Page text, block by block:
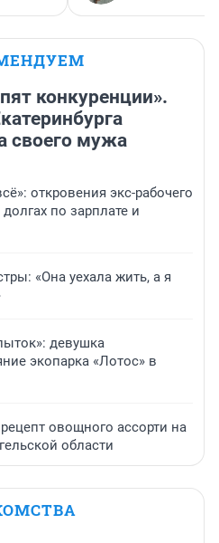
конкуренции».
своего мужа
откровения экс-рабочего
по зарплате и
«Она уехала жить, а я
девушка
экопарка «Лотос» в
овощного ассорти на
области